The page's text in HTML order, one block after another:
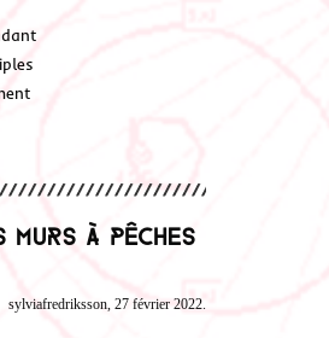
Murs à Pêches
sylviafredriksson, 27 février 2022.